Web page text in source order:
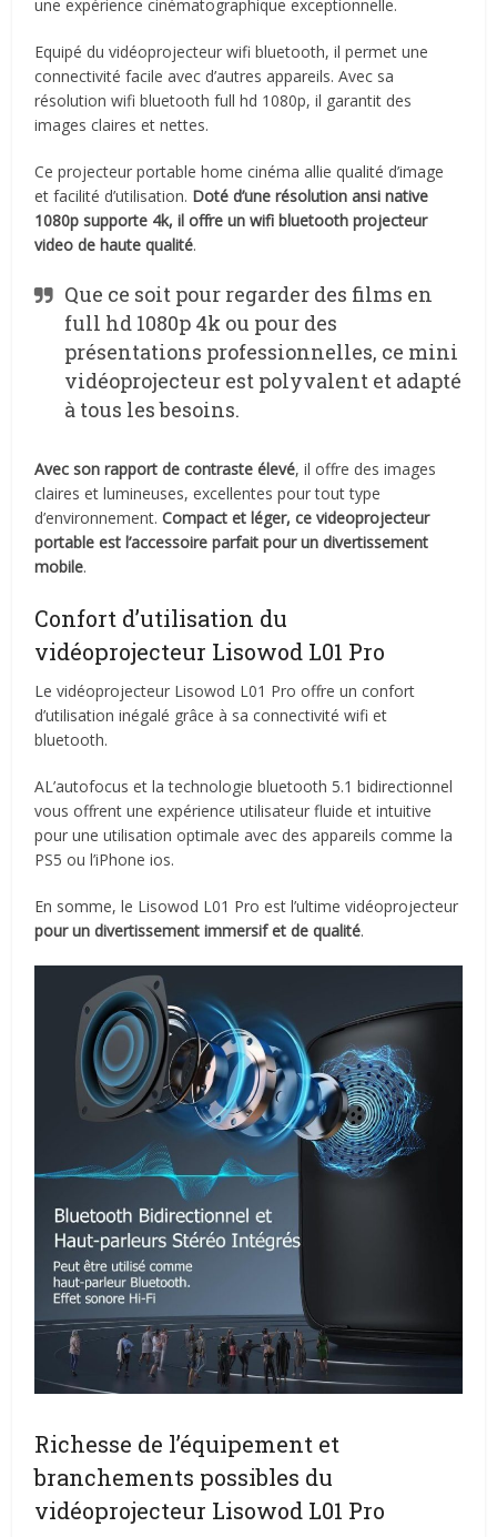
une expérience cinématographique exceptionnelle.
Equipé du vidéoprojecteur wifi bluetooth, il permet une
connectivité facile avec d’autres appareils. Avec sa
résolution wifi bluetooth full hd 1080p, il garantit des
images claires et nettes.
Ce projecteur portable home cinéma allie qualité d’image
et facilité d’utilisation. Doté d’une résolution ansi native
1080p supporte 4k, il offre un wifi bluetooth projecteur
video de haute qualité.
Que ce soit pour regarder des films en
full hd 1080p 4k ou pour des
présentations professionnelles, ce mini
vidéoprojecteur est polyvalent et adapté
à tous les besoins.
Avec son rapport de contraste élevé, il offre des images
claires et lumineuses, excellentes pour tout type
d’environnement.Compact et léger, ce videoprojecteur
portable est l’accessoire parfait pour un divertissement
mobile.
Confort d’utilisation du
vidéoprojecteur Lisowod L01 Pro
Le vidéoprojecteur Lisowod L01 Pro offre un confort
d’utilisation inégalé grâce à sa connectivité wifi et
bluetooth.
AL’autofocus et la technologie bluetooth 5.1 bidirectionnel
vous offrent une expérience utilisateur fluide et intuitive
pour une utilisation optimale avec des appareils comme la
PS5 ou l’iPhone ios.
En somme, le Lisowod L01 Pro est l’ultime vidéoprojecteur
pour un divertissement immersif et de qualité.
Richesse de l’équipement et
branchements possibles du
vidéoprojecteur Lisowod L01 Pro